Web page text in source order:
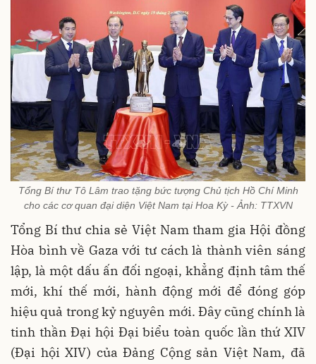
Tổng Bí thư Tô Lâm trao tặng bức tượng Chủ tịch Hồ Chí Minh
cho các cơ quan đại diện Việt Nam tại Hoa Kỳ - Ảnh: TTXVN
Tổng Bí thư chia sẻ Việt Nam tham gia Hội đồng
Hòa bình về Gaza với tư cách là thành viên sáng
lập, là một dấu ấn đối ngoại, khẳng định tâm thế
mới, khí thế mới, hành động mới để đóng góp
hiệu quả trong kỷ nguyên mới. Đây cũng chính là
tinh thần Đại hội Đại biểu toàn quốc lần thứ XIV
(Đại hội XIV) của Đảng Cộng sản Việt Nam, đã